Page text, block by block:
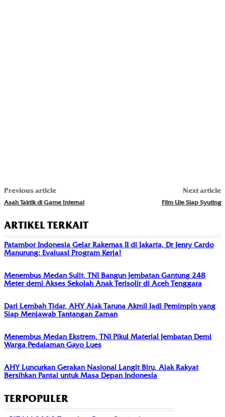
Previous article
Asah Taktik di Game Internal
Next article
Film Uje Siap Syuting
ARTIKEL TERKAIT
Patambor Indonesia Gelar Rakernas II di Jakarta, Dr Jenry Cardo
Manurung: Evaluasi Program Kerja!
Menembus Medan Sulit, TNI Bangun Jembatan Gantung 248
Meter demi Akses Sekolah Anak Terisolir di Aceh Tenggara
Dari Lembah Tidar, AHY Ajak Taruna Akmil Jadi Pemimpin yang
Siap Menjawab Tantangan Zaman
Menembus Medan Ekstrem, TNI Pikul Material Jembatan Demi
Warga Pedalaman Gayo Lues
AHY Luncurkan Gerakan Nasional Langit Biru, Ajak Rakyat
Bersihkan Pantai untuk Masa Depan Indonesia
TERPOPULER